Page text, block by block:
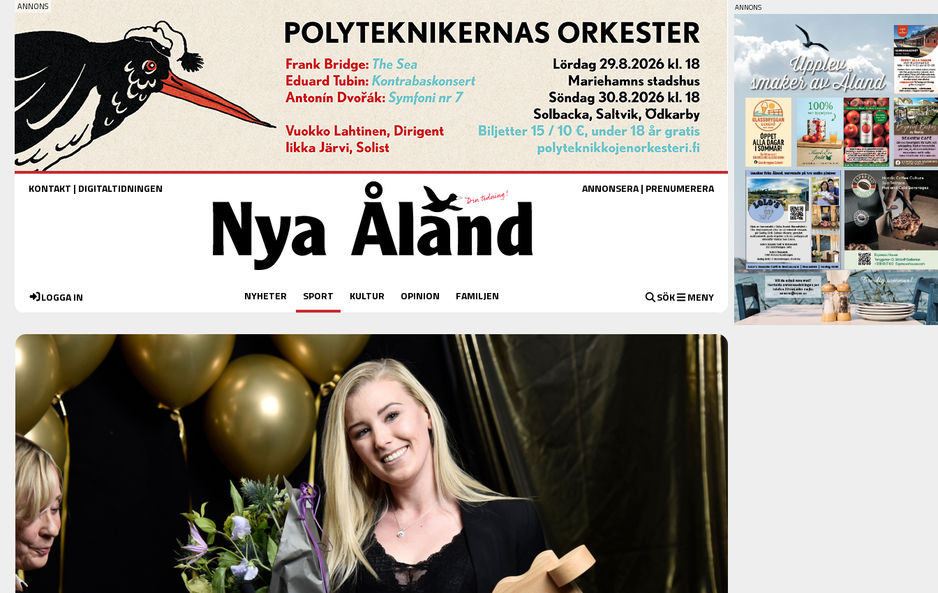
KONTAKT | DIGITALTIDNINGEN ANNONSERA| PRENUMERERA
LOGGA IN NYHETER SPORT KULTUR OPINION FAMILJEN SÖK MENY